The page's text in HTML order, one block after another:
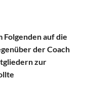
auf die
der Coach
zur